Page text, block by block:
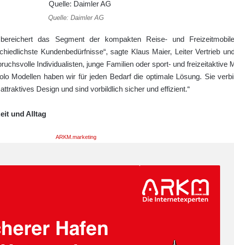
Quelle: Daimler AG
das Segment der kompakten Reise- und
Kundenbedürfnisse“, sagte Klaus Maier, Leiter Vertrieb
Individualisten, junge Familien oder sport- und freizeitaktive
Modellen haben wir für jeden Bedarf die optimale Lösung. Sie
Design und sind vor­bildlich sicher und effizient.“
und Alltag
ARKM.marketing